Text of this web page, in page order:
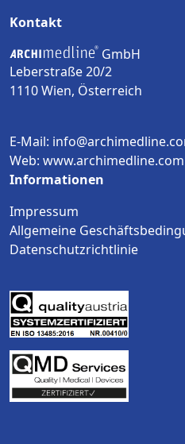
Kontakt
GmbH
Leberstraße 20/2
1110 Wien, Österreich
E-Mail:
Web: www.archimedline.com
Informationen
Impressum
Allgemeine
Datenschutzrichtlinie